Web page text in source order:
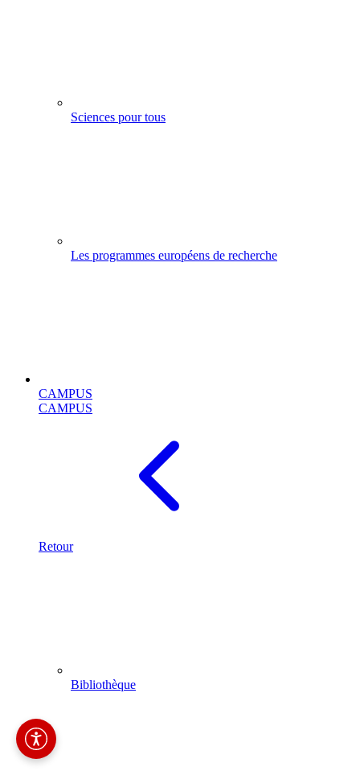
Sciences pour tous
Les programmes européens de recherche
CAMPUS
CAMPUS
Retour
Bibliothèque